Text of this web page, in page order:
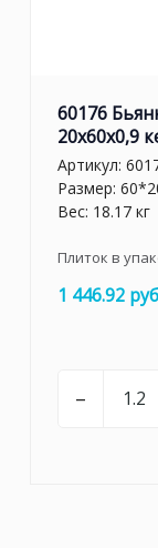
60176
20x60x0,9
Артикул:
Размер:
Вес: 18.17 кг
Плиток в
1 446.92
–